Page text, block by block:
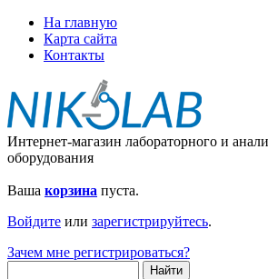
На главную
Карта сайта
Контакты
Интернет-магазин лабораторного и
оборудования
Ваша корзина пуста.
Войдите или зарегистрируйтесь.
Зачем мне регистрироваться?